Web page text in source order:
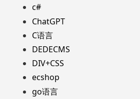
c#
ChatGPT
C语言
DEDECMS
DIV+CSS
ecshop
go语言